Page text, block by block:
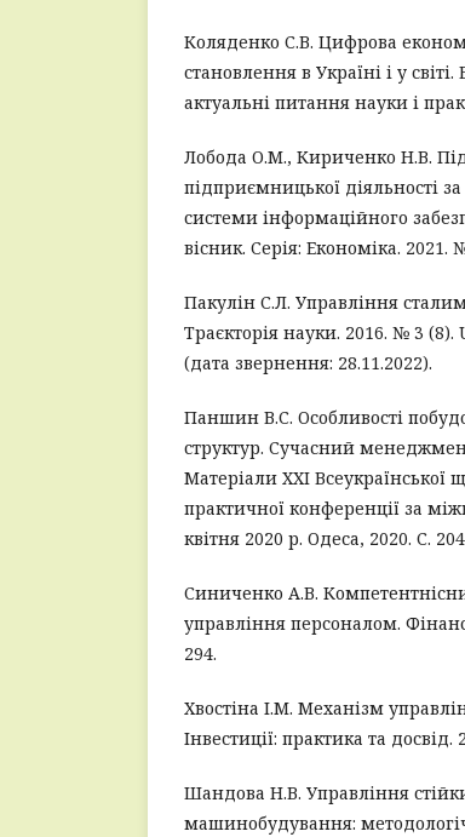
Коляденко С.В. Цифрова
становлення в Україні і у
актуальні питання науки і
Лобода О.М., Кириченко Н.В.
підприємницької діяльності
системи інформаційного
вісник. Серія: Економіка. 2021.
Пакулін С.Л. Управління
Траєкторія науки. 2016. № 3 (8).
(дата звернення: 28.11.2022).
Паншин В.С. Особливості
структур. Сучасний
Матеріали XXI Всеукраїнської
практичної конференції за
квітня 2020 р. Одеса, 2020. С.
Синиченко А.В.
управління персоналом.
294.
Хвостіна І.М. Механізм
Інвестиції: практика та досвід.
Шандова Н.В. Управління
машинобудування: